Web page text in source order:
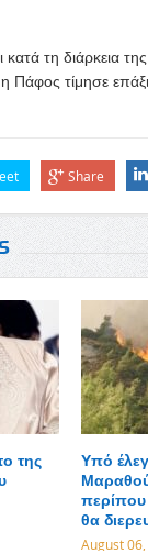
κατά τη
τίμησε
Share
της
Υπό
περίπου
θα
August